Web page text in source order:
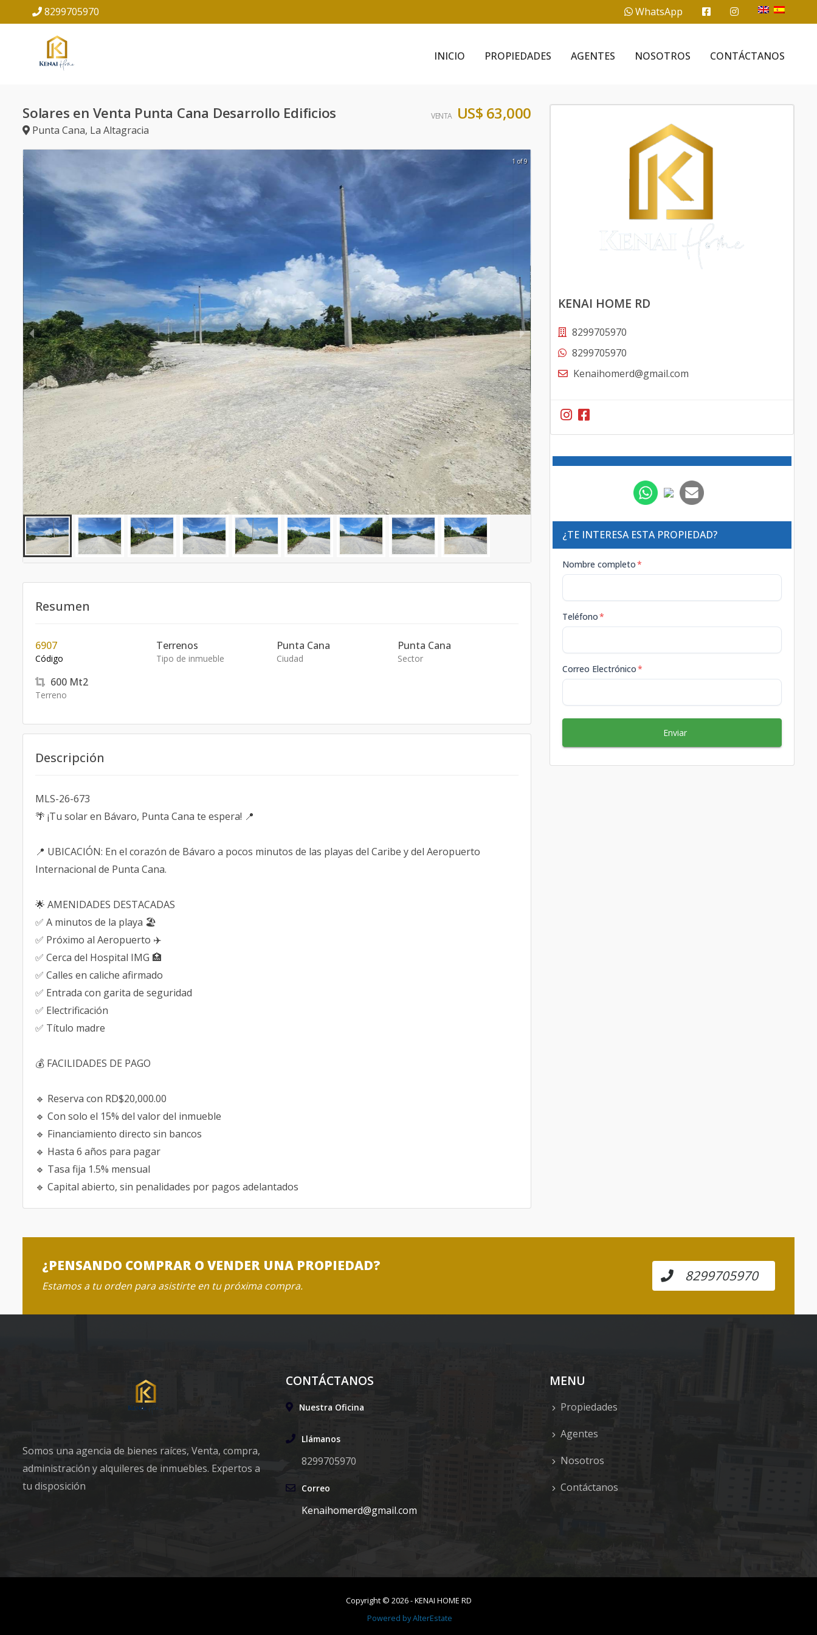
8299705970 WhatsApp
INICIO PROPIEDADES AGENTES NOSOTROS CONTÁCTANOS
Solares en Venta Punta Cana Desarrollo Edificios
Punta Cana, La Altagracia
VENTA US$ 63,000
1 of 9
Resumen
6907
Código
Terrenos
Tipo de inmueble
Punta Cana
Ciudad
Punta Cana
Sector
600 Mt2
Terreno
Descripción
MLS-26-673
🌴 ¡Tu solar en Bávaro, Punta Cana te espera! 📍
📍 UBICACIÓN: En el corazón de Bávaro a pocos minutos de las playas del Caribe y del Aeropuerto
Internacional de Punta Cana.
🌟 AMENIDADES DESTACADAS
✅ A minutos de la playa 🏖️
✅ Próximo al Aeropuerto ✈️
✅ Cerca del Hospital IMG 🏥
✅ Calles en caliche afirmado
✅ Entrada con garita de seguridad
✅ Electrificación
✅ Título madre
💰 FACILIDADES DE PAGO
🔹 Reserva con RD$20,000.00
🔹 Con solo el 15% del valor del inmueble
🔹 Financiamiento directo sin bancos
🔹 Hasta 6 años para pagar
🔹 Tasa fija 1.5% mensual
🔹 Capital abierto, sin penalidades por pagos adelantados
KENAI HOME RD
8299705970
8299705970
Kenaihomerd@gmail.com
¿TE INTERESA ESTA PROPIEDAD?
Nombre completo*
Teléfono*
Correo Electrónico*
Enviar
¿PENSANDO COMPRAR O VENDER UNA PROPIEDAD?
Estamos a tu orden para asistirte en tu próxima compra.
8299705970
Somos una agencia de bienes raíces, Venta, compra,
administración y alquileres de inmuebles. Expertos a
tu disposición
CONTÁCTANOS
Nuestra Oficina
Llámanos
8299705970
Correo
Kenaihomerd@gmail.com
MENU
Propiedades
Agentes
Nosotros
Contáctanos
Copyright © 2026-KENAI HOME RD
Powered byAlterEstate